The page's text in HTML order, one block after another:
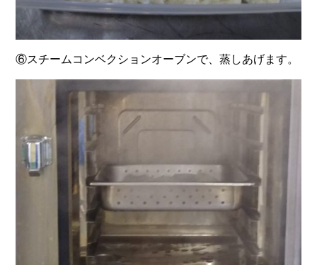
⑥スチームコンベクションオーブンで、蒸しあげます。